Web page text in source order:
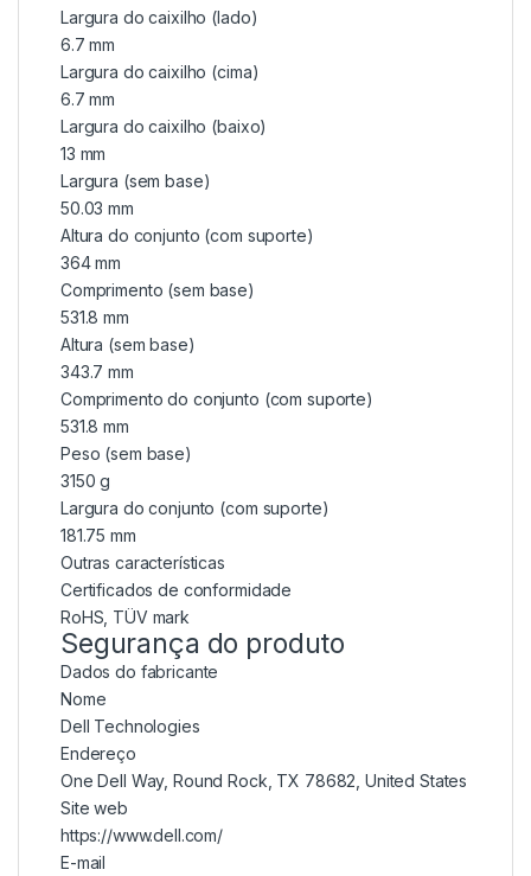
Largura do caixilho (lado)
6.7 mm
Largura do caixilho (cima)
6.7 mm
Largura do caixilho (baixo)
13 mm
Largura (sem base)
50.03 mm
Altura do conjunto (com suporte)
364 mm
Comprimento (sem base)
531.8 mm
Altura (sem base)
343.7 mm
Comprimento do conjunto (com suporte)
531.8 mm
Peso (sem base)
3150 g
Largura do conjunto (com suporte)
181.75 mm
Outras características
Certificados de conformidade
RoHS, TÜV mark
Segurança do produto
Dados do fabricante
Nome
Dell Technologies
Endereço
One Dell Way, Round Rock, TX 78682, United States
Site web
https://www.dell.com/
E-mail